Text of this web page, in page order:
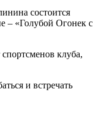
состоится
– «Голубой Огонек с
клуба,
и встречать